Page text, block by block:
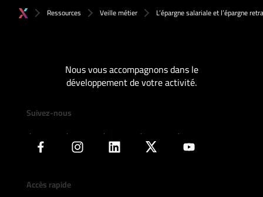
Ressources Veille métier L’épargne salariale et l’épargne
Nous vous accompagnons dans le
développement de votre activité.
Suivez-nous
Accès rapide